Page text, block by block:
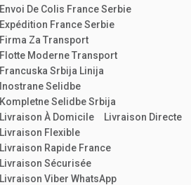
Envoi De Colis France Serbie
Expédition France Serbie
Firma Za Transport
Flotte Moderne Transport
Francuska Srbija Linija
Inostrane Selidbe
Kompletne Selidbe Srbija
Livraison À Domicile
Livraison Directe
Livraison Flexible
Livraison Rapide France
Livraison Sécurisée
Livraison Viber WhatsApp